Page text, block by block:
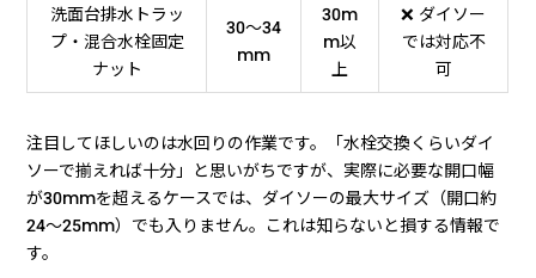
洗面台排水トラッ
プ・混合水栓固定
ナット
30〜34
mm
30m
m以
上
❌ ダイソー
では対応不
可
注目してほしいのは水回りの作業です。「水栓交換くらいダイ
ソーで揃えれば十分」と思いがちですが、実際に必要な開口幅
が30mmを超えるケースでは、ダイソーの最大サイズ（開口約
24〜25mm）でも入りません。これは知らないと損する情報で
す。